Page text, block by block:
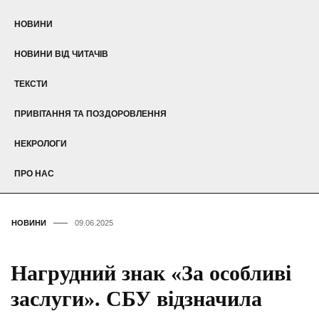
НОВИНИ
НОВИНИ ВІД ЧИТАЧІВ
ТЕКСТИ
ПРИВІТАННЯ ТА ПОЗДОРОВЛЕННЯ
НЕКРОЛОГИ
ПРО НАС
НОВИНИ 09.06.2025
Нагрудний знак «За особливі
заслуги». СБУ відзначила